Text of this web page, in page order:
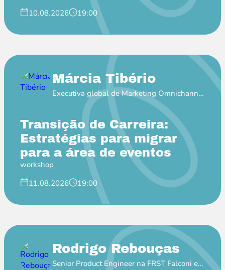
10.08.2026
19:00
Márcia Tibério
Executiva global de Marketing Omnichannel
Transição de Carreira:
Estratégias para migrar
para a área de eventos
workshop
11.08.2026
19:00
Rodrigo Rebouças
Senior Product Engineer na FRST Falconi e